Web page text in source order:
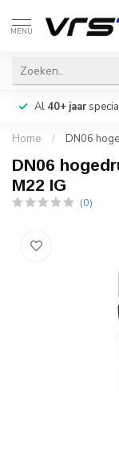
MENU
Al 40+ jaar
Home / DN06
DN06
M22 IG
(0)